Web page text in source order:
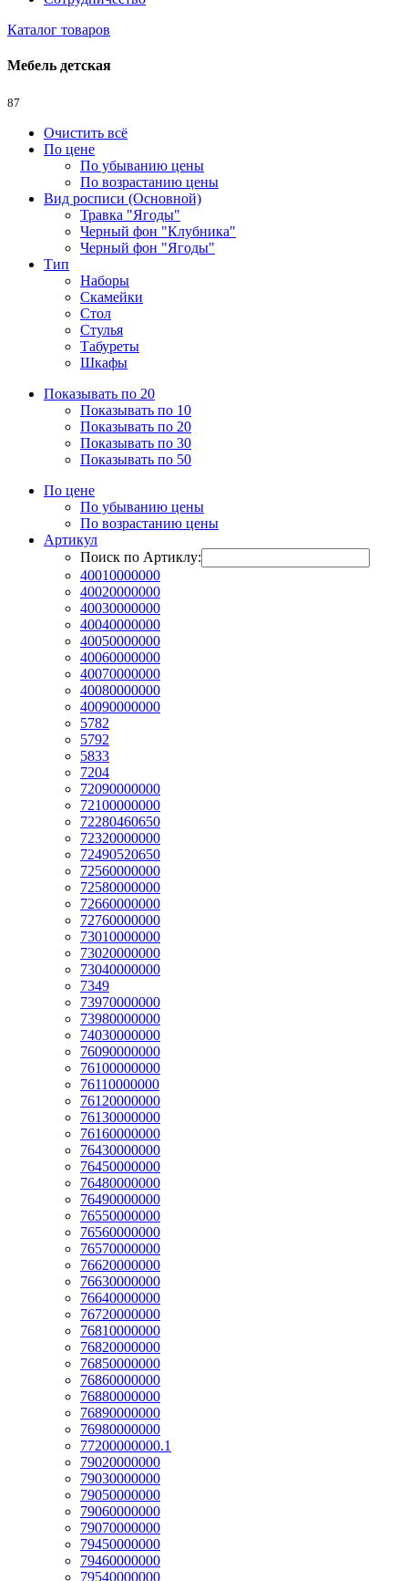
Каталог товаров
Мебель детская
87
Очистить всё
По цене
По убыванию цены
По возрастанию цены
Вид росписи (Основной)
Травка "Ягоды"
Черный фон "Клубника"
Черный фон "Ягоды"
Тип
Наборы
Скамейки
Стол
Стулья
Табуреты
Шкафы
Показывать по 20
Показывать по 10
Показывать по 20
Показывать по 30
Показывать по 50
По цене
По убыванию цены
По возрастанию цены
Артикул
Поиск по Артиклу:
40010000000
40020000000
40030000000
40040000000
40050000000
40060000000
40070000000
40080000000
40090000000
5782
5792
5833
7204
72090000000
72100000000
72280460650
72320000000
72490520650
72560000000
72580000000
72660000000
72760000000
73010000000
73020000000
73040000000
7349
73970000000
73980000000
74030000000
76090000000
76100000000
76110000000
76120000000
76130000000
76160000000
76430000000
76450000000
76480000000
76490000000
76550000000
76560000000
76570000000
76620000000
76630000000
76640000000
76720000000
76810000000
76820000000
76850000000
76860000000
76880000000
76890000000
76980000000
77200000000.1
79020000000
79030000000
79050000000
79060000000
79070000000
79450000000
79460000000
79540000000